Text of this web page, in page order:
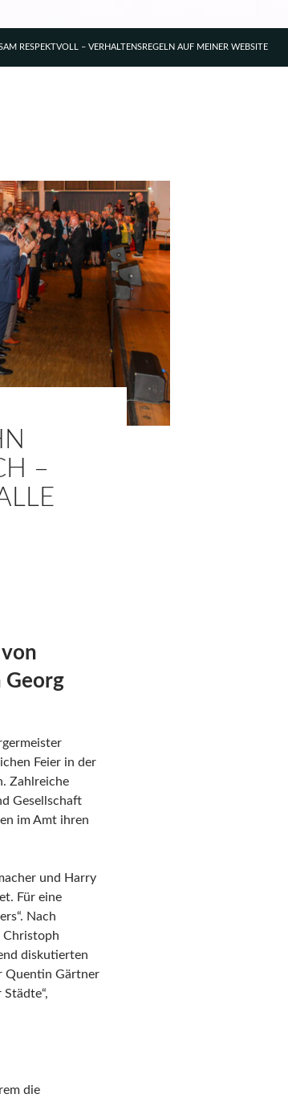
RESPEKTVOLL – VERHALTENSREGELN AUF MEINER WEBSITE
–
Feier in der
Zahlreiche
Gesellschaft
im Amt ihren
und Harry
Für eine
Nach
Christoph
diskutierten
Quentin Gärtner
die